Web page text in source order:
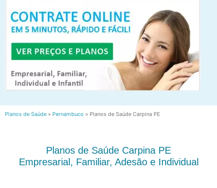
Planos de Saúde » Pernambuco » Planos de Saúde Carpina PE
Planos de Saúde Carpina PE
Empresarial, Familiar, Adesão e Individual